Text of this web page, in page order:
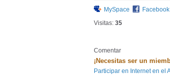
MySpace
Facebook
Visitas: 35
Comentar
¡Necesitas ser un
Participar en Internet en el